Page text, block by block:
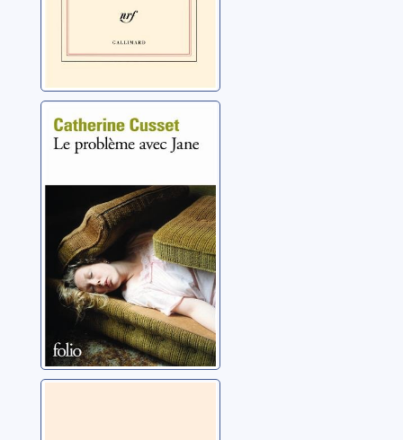
Le problème
avec Jane